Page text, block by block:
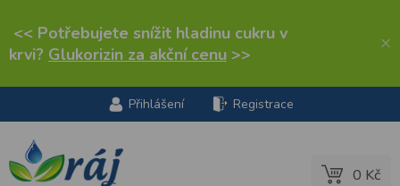
<< Potřebujete snížit hladinu cukru v
krvi? Glukorizin za akční cenu >> ×
Přihlášení Registrace
0 Kč